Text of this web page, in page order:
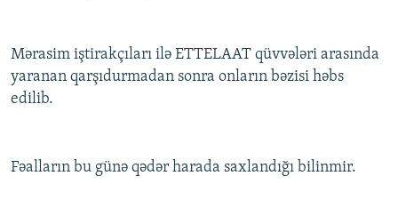
Mərasim iştirakçıları ilə ETTELAAT qüvvələri arasında
yaranan qarşıdurmadan sonra onların bəzisi həbs
edilib.
Fəalların bu günə qədər harada saxlandığı bilinmir.